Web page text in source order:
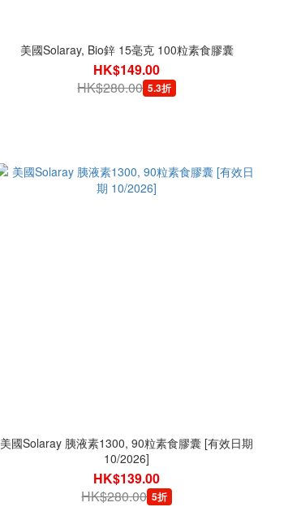
美國Solaray, Bio鋅 15毫克 100粒素食膠囊
HK$149.00
HK$280.00 5.3折
美國Solaray 胰液素1300, 90粒素食膠囊 [有效日期
10/2026]
HK$139.00
HK$280.00 5折